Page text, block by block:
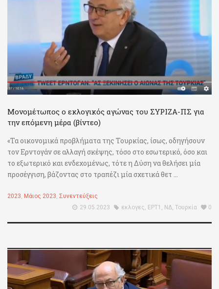
Μονομέτωπος ο εκλογικός αγώνας του ΣΥΡΙΖΑ-ΠΣ για
την επόμενη μέρα (βίντεο)
«Τα οικονομικά προβλήματα της Τουρκίας, ίσως, οδηγήσουν
τον Ερντογάν σε αλλαγή σκέψης, τόσο στο εσωτερικό, όσο και
το εξωτερικό και ενδεχομένως, τότε η Δύση να θελήσει μία
προσέγγιση, βάζοντας στο τραπέζι μία σχετικά θετ ...
2023, Μάιος 2023, Συνεντεύξεις
29.05.2023
εκλογες, ΕΡΤ1 , ΝΔ, Τουρκία 0